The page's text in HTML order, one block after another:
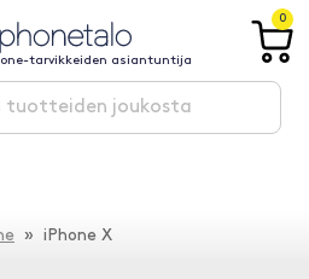
tarvikkeiden asiantuntija
0
» iPhone X